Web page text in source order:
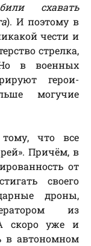
схавать
). И поэтому в
чести и
стрелка,
Но в военных
герои-
могучие
что все
Причём, в
от
своего
дроны,
из
скоро уже и
в автономном